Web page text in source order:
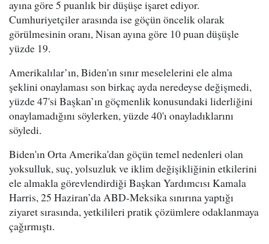
ayına göre 5 puanlık bir düşüşe işaret ediyor.
Cumhuriyetçiler arasında ise göçün öncelik olarak
görülmesinin oranı, Nisan ayına göre 10 puan düşüşle
yüzde 19.
Amerikalılar’ın, Biden'ın sınır meselelerini ele alma
şeklini onaylaması son birkaç ayda neredeyse değişmedi,
yüzde 47'si Başkan’ın göçmenlik konusundaki liderliğini
onaylamadığını söylerken, yüzde 40'ı onayladıklarını
söyledi.
Biden'ın Orta Amerika'dan göçün temel nedenleri olan
yoksulluk, suç, yolsuzluk ve iklim değişikliğinin etkilerini
ele almakla görevlendirdiği Başkan Yardımcısı Kamala
Harris, 25 Haziran’da ABD-Meksika sınırına yaptığı
ziyaret sırasında, yetkilileri pratik çözümlere odaklanmaya
çağırmıştı.